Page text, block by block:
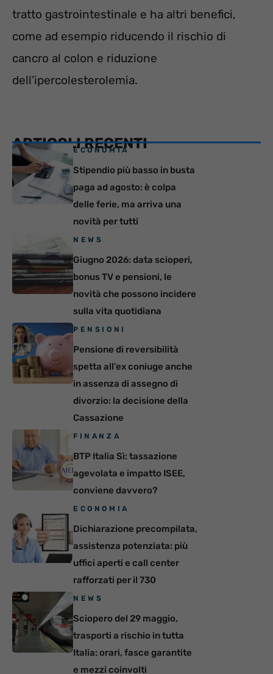
tratto gastrointestinale e ha altri benefici,
come ad esempio riducendo il rischio di
cancro al colon e riduzione
dell’ipercolesterolemia.
ARTICOLI RECENTI
ECONOMIA
Stipendio più basso in busta
paga ad agosto: è colpa
delle ferie, ma arriva una
novità per tutti
NEWS
Giugno 2026: data scioperi,
bonus TV e pensioni, le
novità che possono incidere
sulla vita quotidiana
PENSIONI
Pensione di reversibilità
spetta all’ex coniuge anche
in assenza di assegno di
divorzio: la decisione della
Cassazione
FINANZA
BTP Italia Sì: tassazione
agevolata e impatto ISEE,
conviene davvero?
ECONOMIA
Dichiarazione precompilata,
assistenza potenziata: più
uffici aperti e call center
rafforzati per il 730
NEWS
Sciopero del 29 maggio,
trasporti a rischio in tutta
Italia: orari, fasce garantite
e mezzi coinvolti